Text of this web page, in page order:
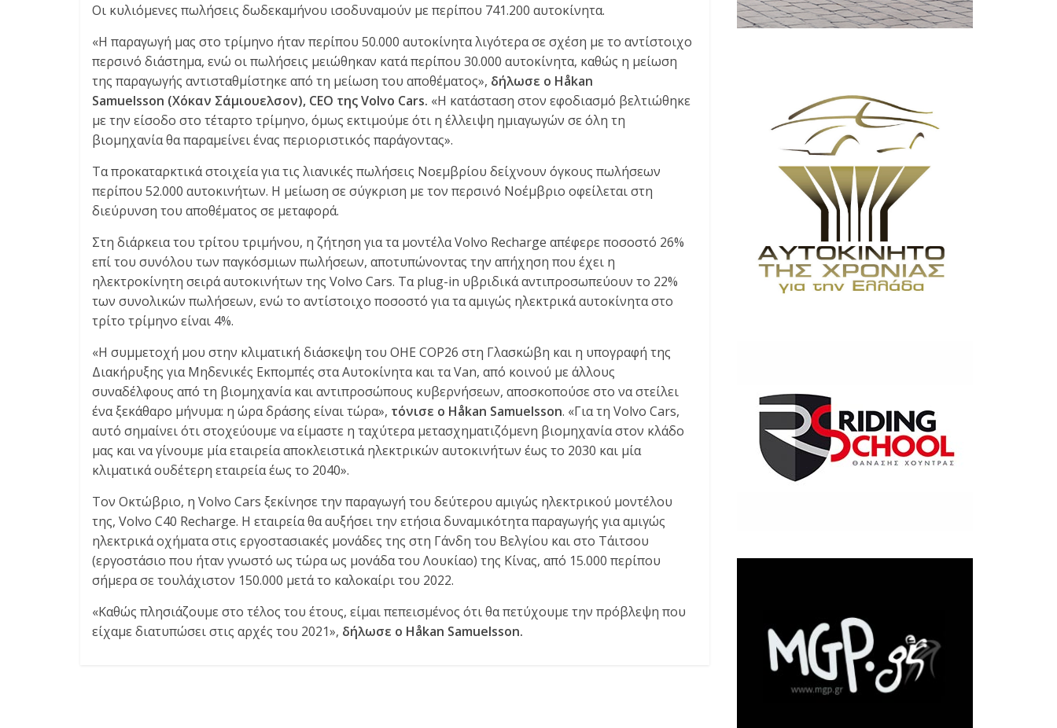
Οι κυλιόμενες πωλήσεις δωδεκαμήνου ισοδυναμούν με περίπου 741.200 αυτοκίνητα.
«Η παραγωγή μας στο τρίμηνο ήταν περίπου 50.000 αυτοκίνητα λιγότερα σε σχέση με το αντίστοιχο
περσινό διάστημα, ενώ οι πωλήσεις μειώθηκαν κατά περίπου 30.000 αυτοκίνητα, καθώς η μείωση
της παραγωγής αντισταθμίστηκε από τη μείωση του αποθέματος», δήλωσε ο Håkan
Samuelsson (Χόκαν Σάμιουελσον), CEO τηςVolvo Cars. «Η κατάσταση στον εφοδιασμό βελτιώθηκε
με την είσοδο στο τέταρτο τρίμηνο, όμως εκτιμούμε ότι η έλλειψη ημιαγωγών σε όλη τη
βιομηχανία θα παραμείνει ένας περιοριστικός παράγοντας».
Τα προκαταρκτικά στοιχεία για τις λιανικές πωλήσεις Νοεμβρίου δείχνουν όγκους πωλήσεων
περίπου 52.000 αυτοκινήτων. Η μείωση σε σύγκριση με τον περσινό Νοέμβριο οφείλεται στη
διεύρυνση του αποθέματος σε μεταφορά.
Στη διάρκεια του τρίτου τριμήνου, η ζήτηση για τα μοντέλα Volvo Recharge απέφερε ποσοστό 26%
επί του συνόλου των παγκόσμιων πωλήσεων, αποτυπώνοντας την απήχηση που έχει η
ηλεκτροκίνητη σειρά αυτοκινήτων της Volvo Cars. Τα plug-in υβριδικά αντιπροσωπεύουν το 22%
των συνολικών πωλήσεων, ενώ το αντίστοιχο ποσοστό για τα αμιγώς ηλεκτρικά αυτοκίνητα στο
τρίτο τρίμηνο είναι 4%.
«Η συμμετοχή μου στην κλιματική διάσκεψη του ΟΗΕ COP26 στη Γλασκώβη και η υπογραφή της
Διακήρυξης για Μηδενικές Εκπομπές στα Αυτοκίνητα και τα Van, από κοινού με άλλους
συναδέλφους από τη βιομηχανία και αντιπροσώπους κυβερνήσεων, αποσκοπούσε στο να στείλει
ένα ξεκάθαρο μήνυμα: η ώρα δράσης είναι τώρα», τόνισε ο Håkan Samuelsson. «Για τη Volvo Cars,
αυτό σημαίνει ότι στοχεύουμε να είμαστε η ταχύτερα μετασχηματιζόμενη βιομηχανία στον κλάδο
μας και να γίνουμε μία εταιρεία αποκλειστικά ηλεκτρικών αυτοκινήτων έως το 2030 και μία
κλιματικά ουδέτερη εταιρεία έως το 2040».
Τον Οκτώβριο, η Volvo Cars ξεκίνησε την παραγωγή του δεύτερου αμιγώς ηλεκτρικού μοντέλου
της, Volvo C40 Recharge. Η εταιρεία θα αυξήσει την ετήσια δυναμικότητα παραγωγής για αμιγώς
ηλεκτρικά οχήματα στις εργοστασιακές μονάδες της στη Γάνδη του Βελγίου και στο Τάιτσου
(εργοστάσιο που ήταν γνωστό ως τώρα ως μονάδα του Λουκίαο) της Κίνας, από 15.000 περίπου
σήμερα σε τουλάχιστον 150.000 μετά το καλοκαίρι του 2022.
«Καθώς πλησιάζουμε στο τέλος του έτους, είμαι πεπεισμένος ότι θα πετύχουμε την πρόβλεψη που
είχαμε διατυπώσει στις αρχές του 2021», δήλωσε ο Håkan Samuelsson.